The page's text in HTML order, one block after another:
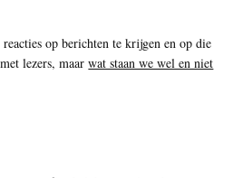
op berichten te krijgen en op die
lezers, maarwat staan we wel en niet